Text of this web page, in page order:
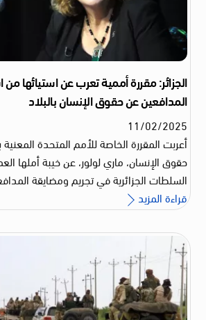
الجزائر: مقررة أممية تعرب عن استيائها
المدافعين عن حقوق الإنسان بالبلاد
11/02/2025
أعربت المقررة الخاصة للأمم المتحدة
حقوق الإنسان، ماري لولور، عن خيبة أملها
السلطات الجزائرية في تجريم ومضايقة
قراءة المزيد